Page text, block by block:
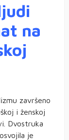
na
završeno
i ženskoj
Dvostruka
osvojila je